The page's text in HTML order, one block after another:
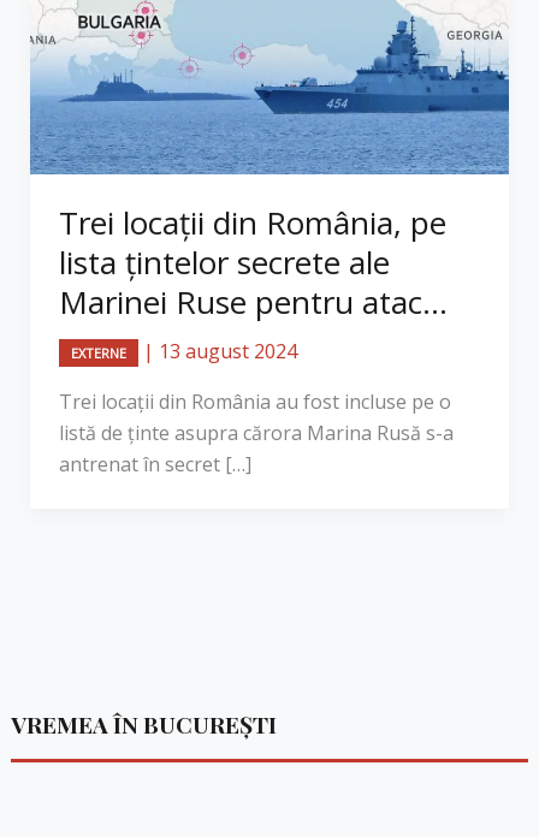
Trei locații din România, pe
lista țintelor secrete ale
Marinei Ruse pentru atac...
EXTERNE | 13 august 2024
Trei locații din România au fost incluse pe o
listă de ținte asupra cărora Marina Rusă s-a
antrenat în secret […]
VREMEA ÎN BUCUREȘTI